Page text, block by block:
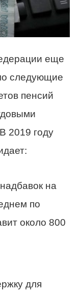
еще
следующие
пенсий
2019 году
на
по
около 800
для